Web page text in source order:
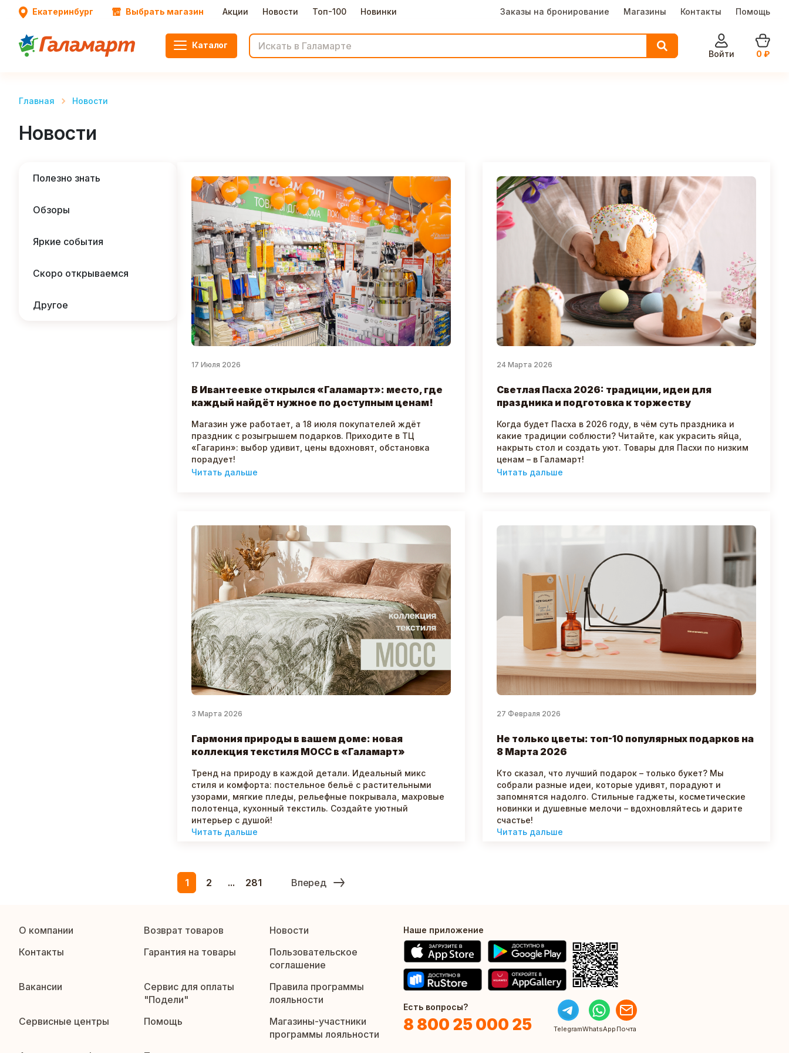
Екатеринбург Выбрать магазин Акции Новости Топ-100 Новинки Заказы на бронирование Магазины Контакты Помощь
Каталог
Войти
0 ₽
Главная Новости
Новости
Полезно знать
Обзоры
Яркие события
Скоро открываемся
Другое
17 Июля 2026
В Ивантеевке открылся «Галамарт»: место, где
каждый найдёт нужное по доступным ценам!
Магазин уже работает, а 18 июля покупателей ждёт
праздник с розыгрышем подарков. Приходите в ТЦ
«Гагарин»: выбор удивит, цены вдохновят, обстановка
порадует!
Читать дальше
24 Марта 2026
Светлая Пасха 2026: традиции, идеи для
праздника и подготовка к торжеству
Когда будет Пасха в 2026 году, в чём суть праздника и
какие традиции соблюсти? Читайте, как украсить яйца,
накрыть стол и создать уют. Товары для Пасхи по низким
ценам – в Галамарт!
Читать дальше
3 Марта 2026
Гармония природы в вашем доме: новая
коллекция текстиля МОСС в «Галамарт»
Тренд на природу в каждой детали. Идеальный микс
стиля и комфорта: постельное бельё с растительными
узорами, мягкие пледы, рельефные покрывала, махровые
полотенца, кухонный текстиль. Создайте уютный
интерьер с душой!
Читать дальше
27 Февраля 2026
Не только цветы: топ-10 популярных подарков на
8 Марта 2026
Кто сказал, что лучший подарок – только букет? Мы
собрали разные идеи, которые удивят, порадуют и
запомнятся надолго. Стильные гаджеты, косметические
новинки и душевные мелочи – вдохновляйтесь и дарите
счастье!
Читать дальше
1 2 ... 281 Вперед
О компании Возврат товаров
Новости
Контакты
Гарантия на товары
Пользовательское
соглашение
Вакансии
Сервис для оплаты
"Подели"
Правила программы
лояльности
Сервисные центры
Помощь
Магазины-участники
программы лояльности
Наше приложение
Есть вопросы?
8 800 25 000 25 TelegramWhatsApp Почта